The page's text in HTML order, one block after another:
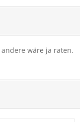
wäre ja raten.